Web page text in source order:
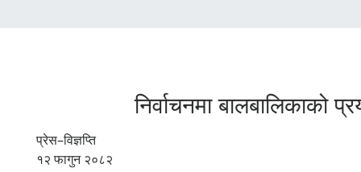
निर्वाचनमा
प्रेस–विज्ञप्ति
१२ फागुन २०८२